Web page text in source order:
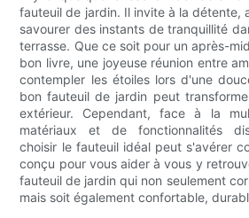
fauteuil de jardin. Il invite à la détente,
savourer des instants de tranquillité
terrasse. Que ce soit pour un après-
bon livre, une joyeuse réunion entre
contempler les étoiles lors d'une
bon fauteuil de jardin peut
extérieur. Cependant, face à la
matériaux et de fonctionnalités
choisir le fauteuil idéal peut s'avérer
conçu pour vous aider à vous y
fauteuil de jardin qui non seulement
mais soit également confortable,